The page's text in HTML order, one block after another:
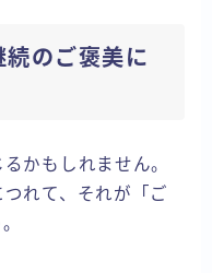
続のご褒美に
かもしれません。
れて、それが「ご